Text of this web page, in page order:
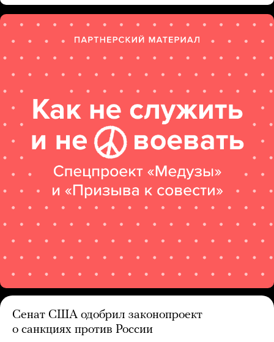
Сенат США одобрил законопроект
о санкциях против России